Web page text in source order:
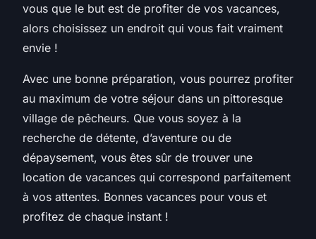
vous que le but est de profiter de vos vacances,
alors choisissez un endroit qui vous fait vraiment
envie !
Avec une bonne préparation, vous pourrez profiter
au maximum de votre séjour dans un pittoresque
village de pêcheurs. Que vous soyez à la
recherche de détente, d’aventure ou de
dépaysement, vous êtes sûr de trouver une
location de vacances qui correspond parfaitement
à vos attentes. Bonnes vacances pour vous et
profitez de chaque instant !